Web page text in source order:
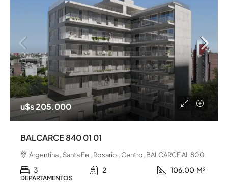
u$s 205.000
BALCARCE 840 01 01
Argentina , Santa Fe , Rosario , Centro, BALCARCE AL 800
3 2 106.00 M²
DEPARTAMENTOS